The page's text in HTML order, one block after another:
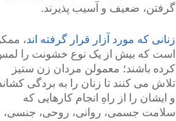
گرفتن، ضعیف و آسیب پذیرند.
زنانی که مورد آزار قرار گرفته اند،
است که بیش از یک نوع خشونت را
کرده باشند؛ معمولن مردان زن ستیز
تلاش می کنند تا زنان را به بردگی
و ایشان را از راهِ انجام کارهایی که
سلامت جسمی، روانی، روحی، جنسی،